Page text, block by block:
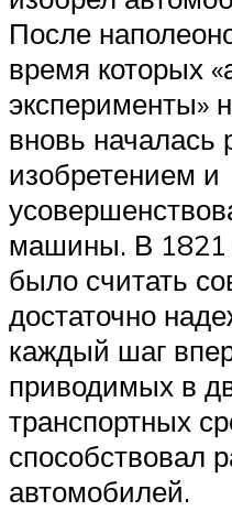
После
время которых
эксперименты»
вновь началась
изобретением и
машины. В 1821
было считать
достаточно
каждый шаг
приводимых в
транспортных
способствовал
автомобилей.